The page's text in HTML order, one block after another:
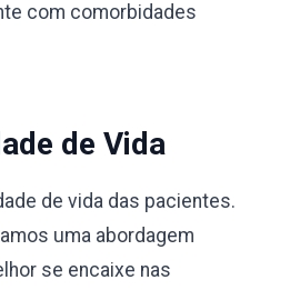
com comorbidades
de Vida
de vida das pacientes.
uma abordagem
se encaixe nas